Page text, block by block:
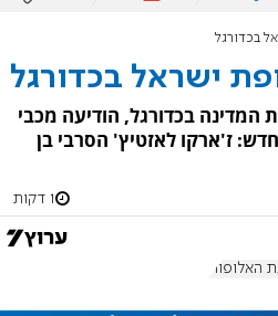
בכדורגל
ישראל בכדורגל
המדינה בכדורגל, הודיעה מכבי
ז'ארקו לאזטיץ' הסרבי בן
1 דקות
האלופות